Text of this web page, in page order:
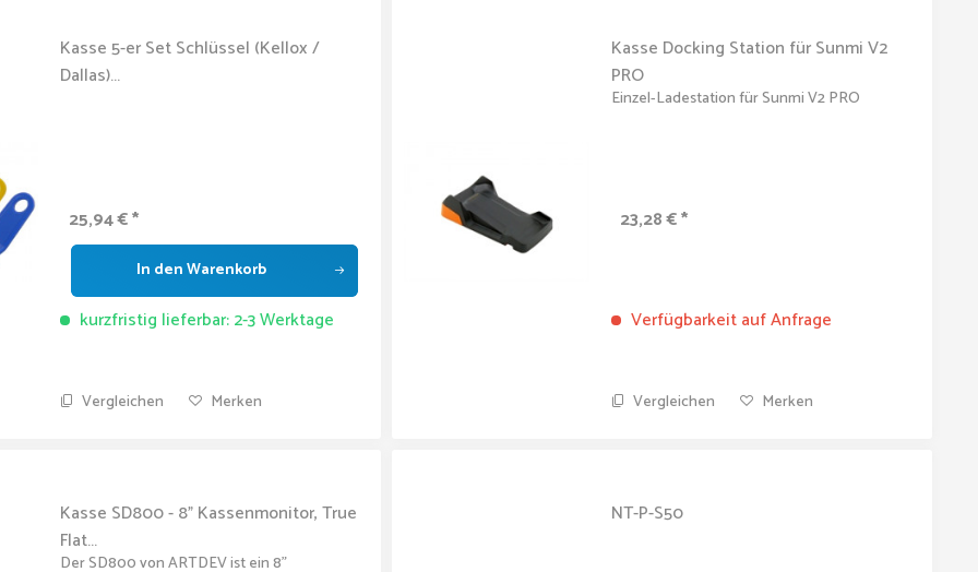
Kasse 5-er Set Schlüssel (Kellox /
Dallas)...
25,94 € *
In denWarenkorb
kurzfristig lieferbar: 2-3 Werktage
Vergleichen Merken
Kasse Docking Station für Sunmi V2
PRO
Einzel-Ladestation für Sunmi V2 PRO
23,28 € *
Verfügbarkeit auf Anfrage
Vergleichen Merken
Kasse SD800 - 8" Kassenmonitor, True
Flat...
Der SD800 von ARTDEV ist ein 8"
NT-P-S50